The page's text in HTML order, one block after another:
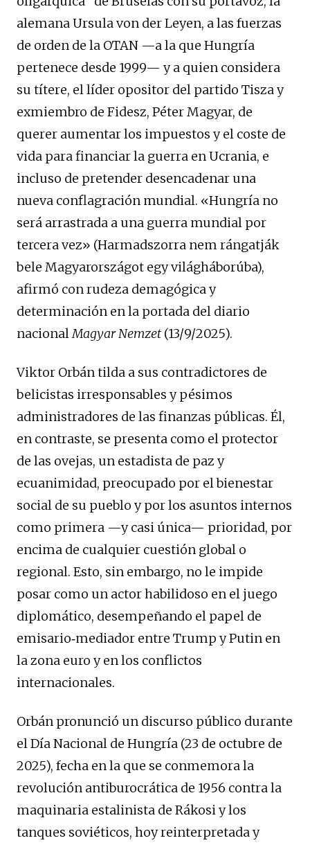
alemana Ursula von der Leyen, a las fuerzas
de orden de la OTAN —a la que Hungría
pertenece desde 1999— y a quien considera
su títere, el líder opositor del partido Tisza y
exmiembro de Fidesz, Péter Magyar, de
querer aumentar los impuestos y el coste de
vida para financiar la guerra en Ucrania, e
incluso de pretender desencadenar una
nueva conflagración mundial. «Hungría no
será arrastrada a una guerra mundial por
tercera vez» (Harmadszorra nem rángatják
bele Magyarországot egy világháborúba),
afirmó con rudeza demagógica y
determinación en la portada del diario
nacional Magyar Nemzet (13/9/2025).
Viktor Orbán tilda a sus contradictores de
belicistas irresponsables y pésimos
administradores de las finanzas públicas. Él,
en contraste, se presenta como el protector
de las ovejas, un estadista de paz y
ecuanimidad, preocupado por el bienestar
social de su pueblo y por los asuntos internos
como primera —y casi única— prioridad, por
encima de cualquier cuestión global o
regional. Esto, sin embargo, no le impide
posar como un actor habilidoso en el juego
diplomático, desempeñando el papel de
emisario‑mediador entre Trump y Putin en
la zona euro y en los conflictos
internacionales.
Orbán pronunció un discurso público durante
el Día Nacional de Hungría (23 de octubre de
2025), fecha en la que se conmemora la
revolución antiburocrática de 1956 contra la
maquinaria estalinista de Rákosi y los
tanques soviéticos, hoy reinterpretada y